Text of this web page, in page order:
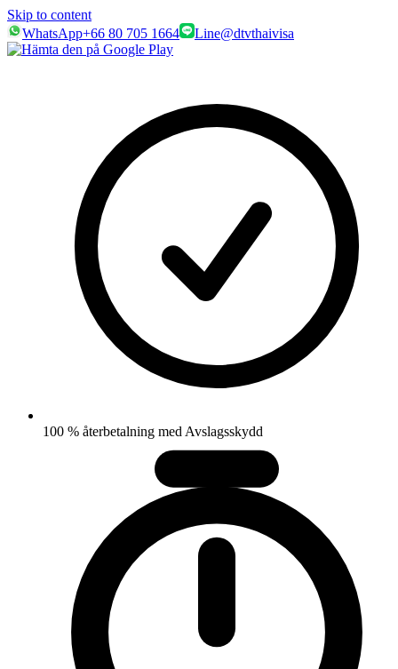
Skip to content
WhatsApp+66 80 705 1664 Line@dtvthaivisa
100 % återbetalning med Avslagsskydd